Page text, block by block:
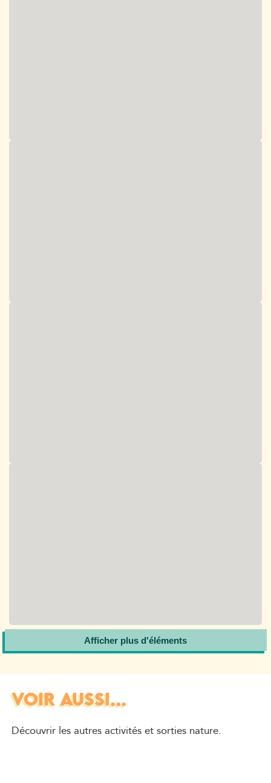
Afficher plus d'éléments
VOIR AUSSI...
Découvrir les autres activités et sorties nature.